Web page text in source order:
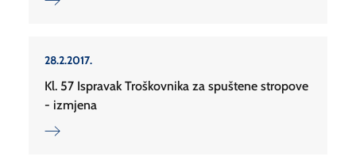
28.2.2017.
Kl. 57 Ispravak Troškovnika za spuštene stropove
- izmjena